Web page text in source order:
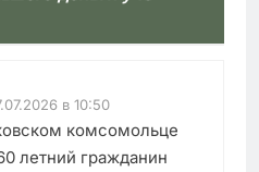
в 10:50
комсомольце
летний гражданин